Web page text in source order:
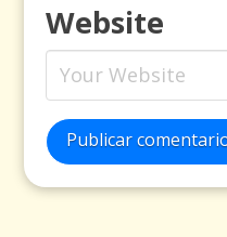
Website
Publicar